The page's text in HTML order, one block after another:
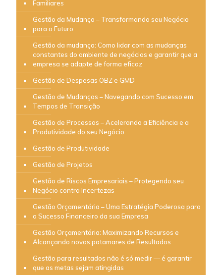
Familiares
Gestão da Mudança – Transformando seu Negócio
para o Futuro
Gestão da mudança: Como lidar com as mudanças
constantes do ambiente de negócios e garantir que a
empresa se adapte de forma eficaz
Gestão de Despesas OBZ e GMD
Gestão de Mudanças – Navegando com Sucesso em
Tempos de Transição
Gestão de Processos – Acelerando a Eficiência e a
Produtividade do seu Negócio
Gestão de Produtividade
Gestão de Projetos
Gestão de Riscos Empresariais – Protegendo seu
Negócio contra Incertezas
Gestão Orçamentária – Uma Estratégia Poderosa para
o Sucesso Financeiro da sua Empresa
Gestão Orçamentária: Maximizando Recursos e
Alcançando novos patamares de Resultados
Gestão para resultados não é só medir — é garantir
que as metas sejam atingidas